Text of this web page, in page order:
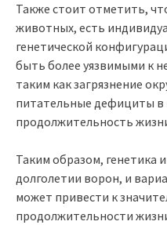
Также стоит отметить,
животных, есть
генетической
быть более уязвимыми к
таким как загрязнение
питательные дефициты в
продолжительность
Таким образом, генетика
долголетии ворон, и
может привести к
продолжительности